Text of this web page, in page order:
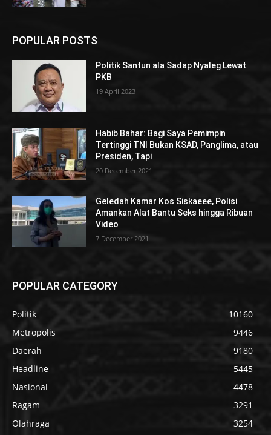
POPULAR POSTS
Politik Santun ala Sadap Nyaleg Lewat
PKB
19 April 2023
Habib Bahar: Bagi Saya Pemimpin
Tertinggi TNI Bukan KSAD, Panglima, atau
Presiden, Tapi
20 December 2021
Geledah Kamar Kos Siskaeee, Polisi
Amankan Alat Bantu Seks hingga Ribuan
Video
7 December 2021
POPULAR CATEGORY
Politik
10160
Metropolis
9446
Daerah
9180
Headline
5445
Nasional
4478
Ragam
3291
Olahraga
3254